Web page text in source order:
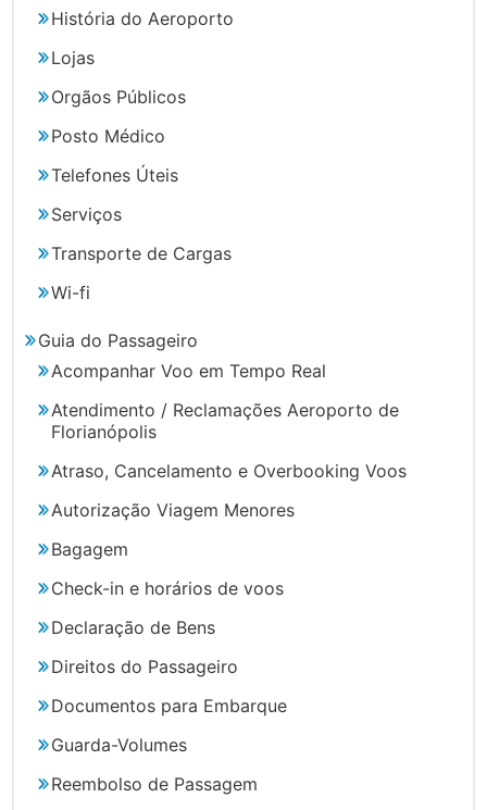
História do Aeroporto
Lojas
Orgãos Públicos
Posto Médico
Telefones Úteis
Serviços
Transporte de Cargas
Wi-fi
Guia do Passageiro
Acompanhar Voo em Tempo Real
Atendimento / Reclamações Aeroporto de
Florianópolis
Atraso, Cancelamento e Overbooking Voos
Autorização Viagem Menores
Bagagem
Check-in e horários de voos
Declaração de Bens
Direitos do Passageiro
Documentos para Embarque
Guarda-Volumes
Reembolso de Passagem